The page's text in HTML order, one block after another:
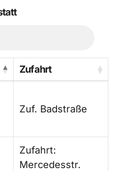
Zufahrt
Zuf. Badstraße
Zufahrt:
Mercedesstr.